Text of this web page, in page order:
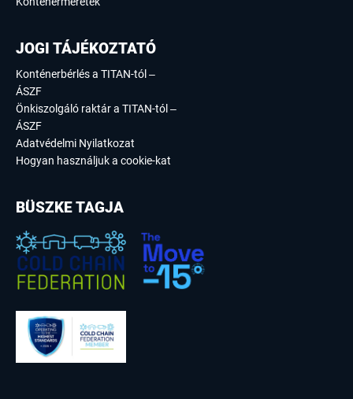
JOGI TÁJÉKOZTATÓ
Konténerbérlés a TITAN-tól –
ÁSZF
Önkiszolgáló raktár a TITAN-tól –
ÁSZF
Adatvédelmi Nyilatkozat
Hogyan használjuk a cookie-kat
BÜSZKE TAGJA